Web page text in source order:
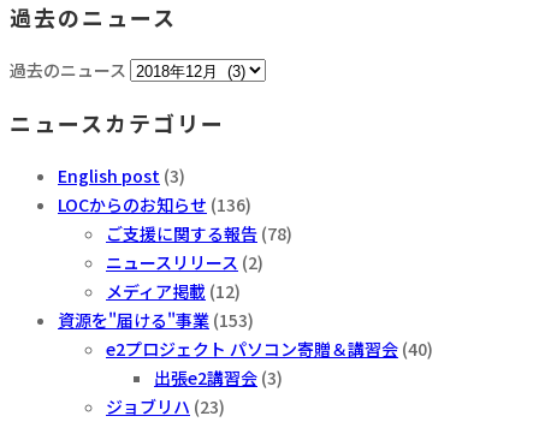
過去のニュース
過去のニュース
ニュースカテゴリー
English post (3)
LOCからのお知らせ (136)
ご支援に関する報告 (78)
ニュースリリース (2)
メディア掲載 (12)
資源を"届ける"事業 (153)
e2プロジェクト パソコン寄贈＆講習会 (40)
出張e2講習会 (3)
ジョブリハ (23)